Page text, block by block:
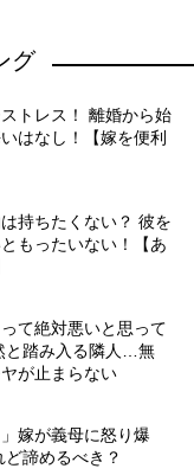
グ
トレス！ 離婚から始
はなし！【嫁を便利
持ちたくない？ 彼を
もったいない！【あ
て絶対悪いと思って
と踏み入る隣人…無
が止まらない
嫁が義母に怒り爆
諦めるべき？